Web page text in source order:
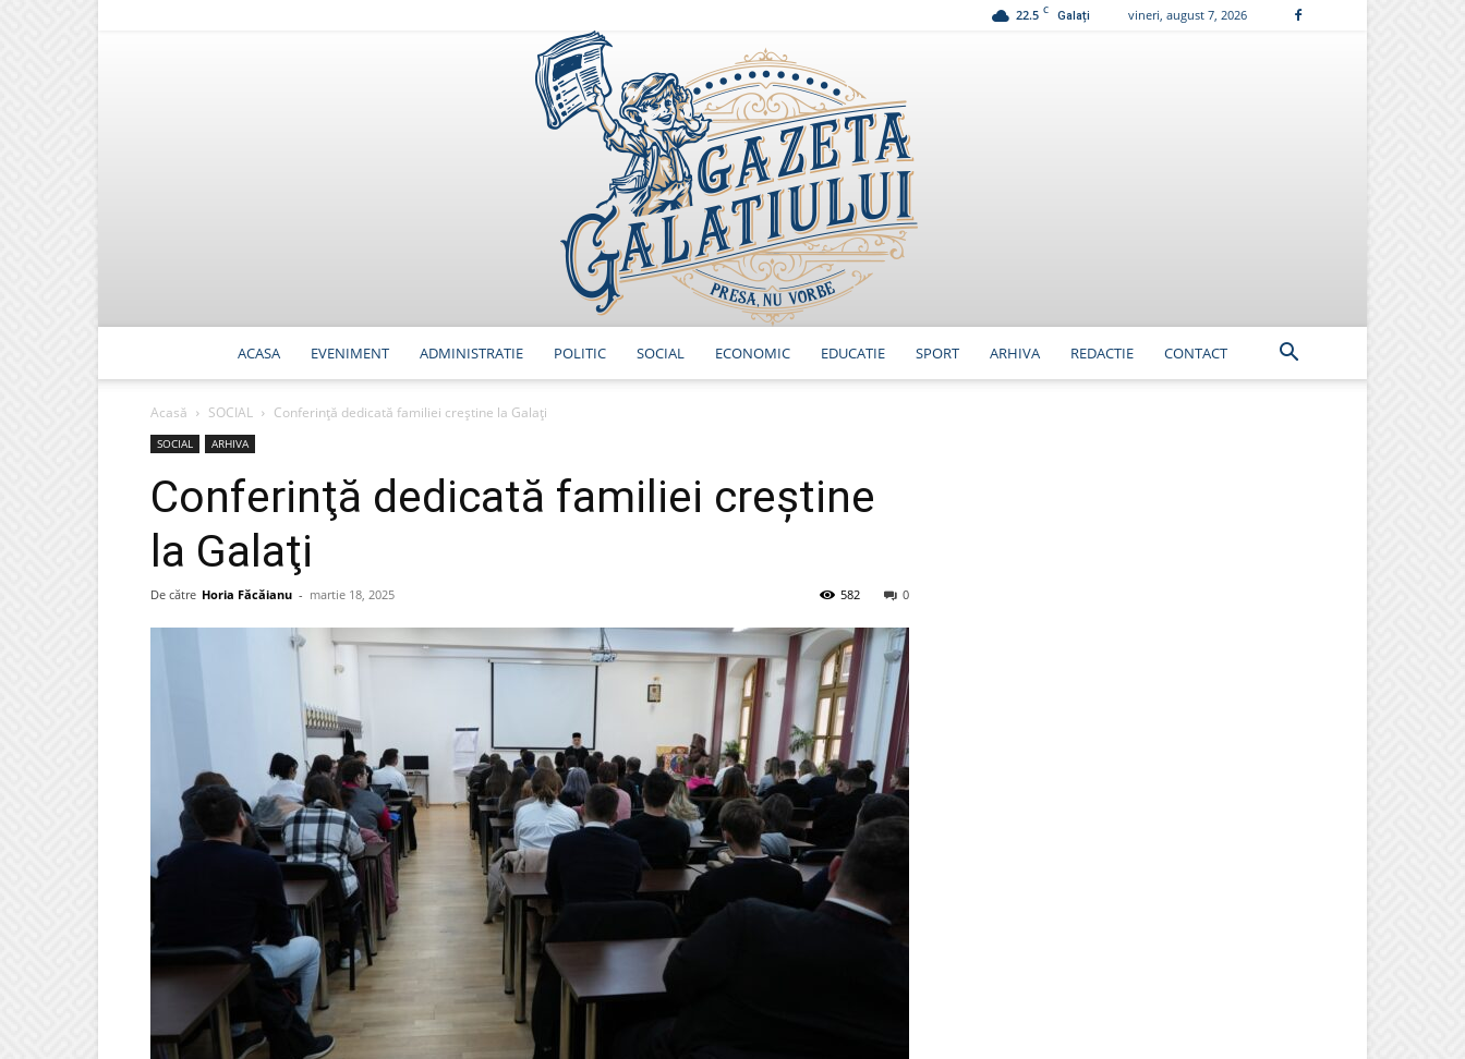
22.5 C Galați vineri, august 7, 2026
ACASA EVENIMENT ADMINISTRATIE POLITIC SOCIAL ECONOMIC EDUCATIE SPORT ARHIVA REDACTIE CONTACT
Acasă SOCIAL Conferinţă dedicată familiei creştine la Galaţi
SOCIAL ARHIVA
Conferinţă dedicată familiei creştine
la Galaţi
De către Horia Făcăianu - martie 18, 2025 0
582